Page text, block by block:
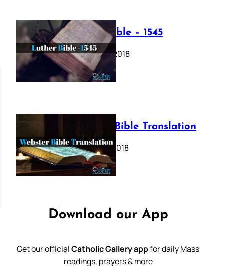
Luther Bible – 1545
October 17, 2018
Webster Bible Translation
October 11, 2018
Download our App
Get our officialCatholic Gallery appfor daily Mass
readings, prayers & more